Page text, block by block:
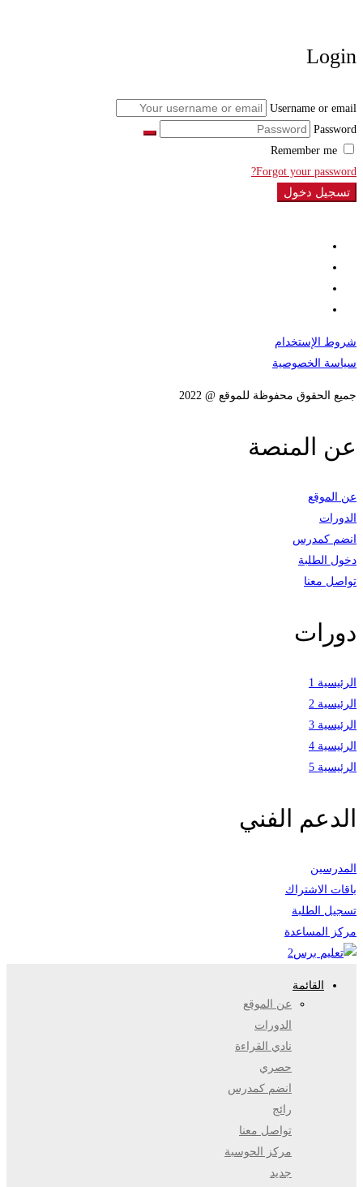
Login
Username or email
Password
Forgot your password?
تسجيل دخول
شروط الإستخدام
سياسة الخصوصية
جميع الحقوق محفوظة للموقع @ 2022
عن المنصة
عن الموقع
الدورات
انضم كمدرس
دخول الطلبة
تواصل معنا
دورات
الرئيسية 1
الرئيسية 2
الرئيسية 3
الرئيسية 4
الرئيسية 5
الدعم الفني
المدرسين
باقات الاشتراك
تسجيل الطلبة
مركز المساعدة
القائمة
عن الموقع
الدورات
نادي القراءة
حصري
انضم كمدرس
رائج
تواصل معنا
مركز الحوسبة
جديد